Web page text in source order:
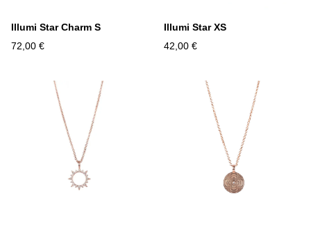
Illumi Star Charm S
72,00 €
Illumi Star XS
42,00 €